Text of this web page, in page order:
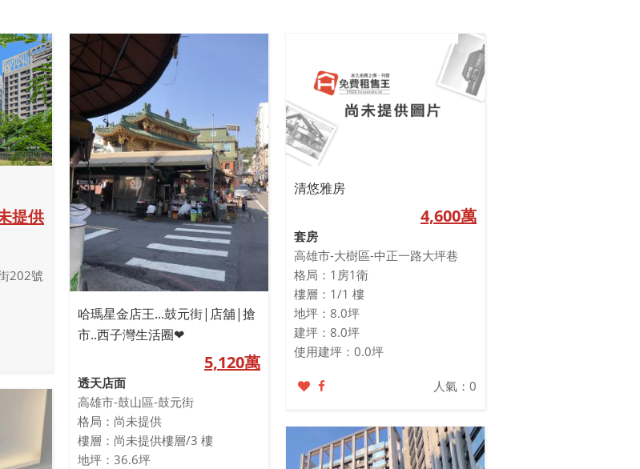
提供
202號
哈瑪星金店王...鼓元街|店舖|搶
市..西子灣生活圈❤
5,120萬
透天店面
高雄市-鼓山區-鼓元街
格局：尚未提供
樓層：尚未提供樓層/3 樓
地坪：36.6坪
清悠雅房
4,600萬
套房
高雄市-大樹區-中正一路大坪巷
格局：1房1衛
樓層：1/1 樓
地坪：8.0坪
建坪：8.0坪
使用建坪：0.0坪
人氣：0